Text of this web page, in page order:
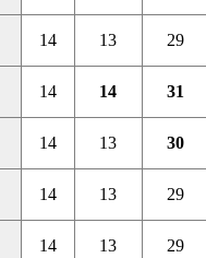
14 13 29
14 14 31
14 13 30
14 13 29
14 13 29